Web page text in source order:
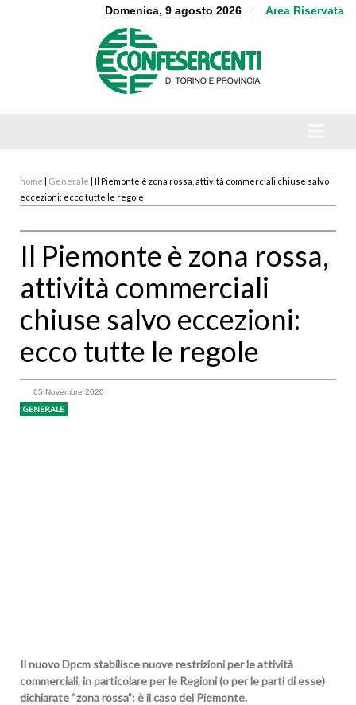
Domenica, 9 agosto 2026 Area Riservata
home | Generale | Il Piemonte è zona rossa, attività commerciali chiuse salvo
eccezioni: ecco tutte le regole
Il Piemonte è zona rossa,
attività commerciali
chiuse salvo eccezioni:
ecco tutte le regole
05 Novembre 2020
GENERALE
Il nuovo Dpcm stabilisce nuove restrizioni per le attività
commerciali, in particolare per le Regioni (o per le parti di esse)
dichiarate “zona rossa”: è il caso del Piemonte.